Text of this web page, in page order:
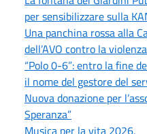
per sensibilizzare sulla
Una panchina rossa alla
dell’AVO contro la
“Polo 0-6”: entro la fine
il nome del gestore del
Nuova donazione per
Speranza”
Musica per la vita 2026.